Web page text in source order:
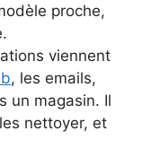
proche,
viennent
, les emails,
un magasin. Il
nettoyer, et